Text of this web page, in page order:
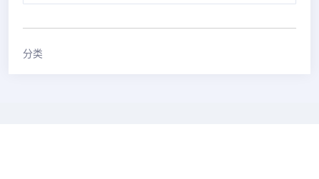
分类